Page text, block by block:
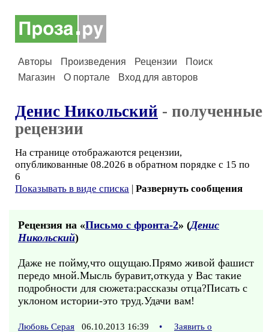
Авторы Произведения Рецензии
Поиск
Магазин
О портале Вход для авторов
Денис Никольский - полученные
рецензии
На странице отображаются рецензии,
опубликованные 08.2026 в обратном порядке с 15 по
6
Показывать в виде списка | Развернуть сообщения
Рецензия на «Письмо с фронта-2» (Денис
Никольский)
Даже не пойму,что ощущаю.Прямо живой фашист
передо мной.Мысль буравит,откуда у Вас такие
подробности для сюжета:рассказы отца?Писать с
уклоном истории-это труд.Удачи вам!
Любовь Серая 06.10.2013 16:39 •
Заявить о